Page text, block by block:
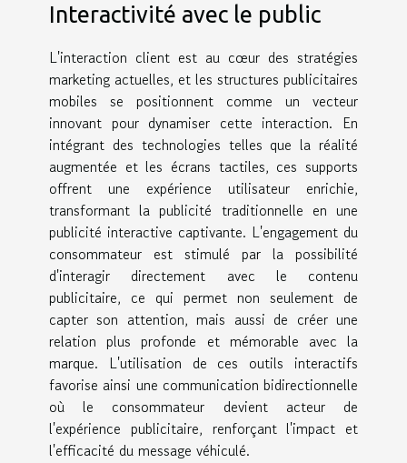
Interactivité avec le public
L'interaction client est au cœur des stratégies
marketing actuelles, et les structures publicitaires
mobiles se positionnent comme un vecteur
innovant pour dynamiser cette interaction. En
intégrant des technologies telles que la réalité
augmentée et les écrans tactiles, ces supports
offrent une expérience utilisateur enrichie,
transformant la publicité traditionnelle en une
publicité interactive captivante. L'engagement du
consommateur est stimulé par la possibilité
d'interagir directement avec le contenu
publicitaire, ce qui permet non seulement de
capter son attention, mais aussi de créer une
relation plus profonde et mémorable avec la
marque. L'utilisation de ces outils interactifs
favorise ainsi une communication bidirectionnelle
où le consommateur devient acteur de
l'expérience publicitaire, renforçant l'impact et
l'efficacité du message véhiculé.